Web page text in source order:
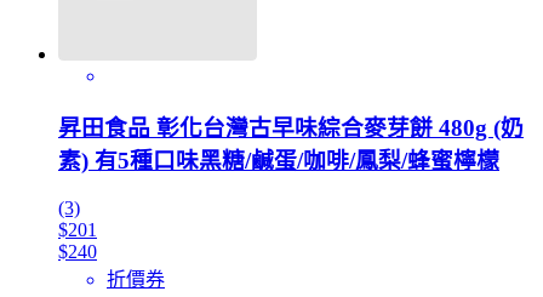
昇田食品 彰化台灣古早味綜合麥芽餅 480g (奶
素) 有5種口味黑糖/鹹蛋/咖啡/鳳梨/蜂蜜檸檬
(3)
$201
$240
折價券